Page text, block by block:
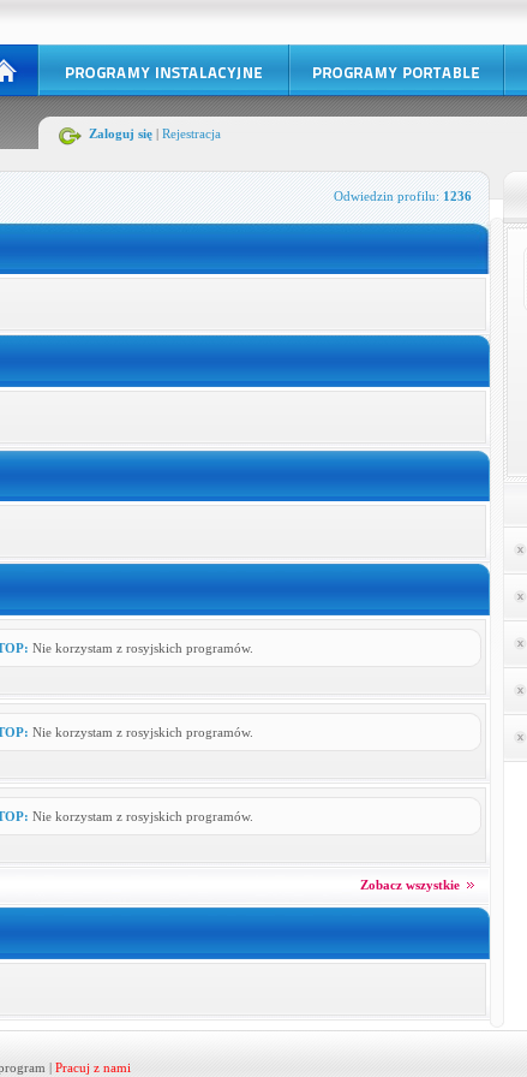
Zaloguj się| Rejestracja
Odwiedzin profilu:1236
Nie korzystam z rosyjskich programów.
Nie korzystam z rosyjskich programów.
Nie korzystam z rosyjskich programów.
Zobacz wszystkie
| Pracuj z nami